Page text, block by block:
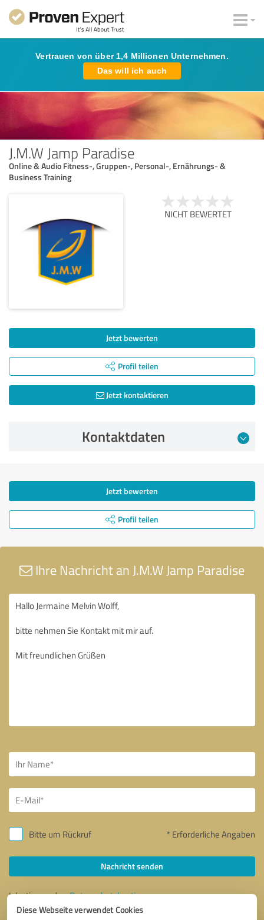
Diese Webseite verwendet Cookies
Vertrauen von über 1,4 Millionen Unternehmen.
Das will ich auch
J.M.W Jamp Paradise
Online & Audio Fitness-, Gruppen-, Personal-, Ernährungs- &
Business Training
NICHT BEWERTET
Jetzt bewerten
Profil teilen
Jetzt kontaktieren
Kontaktdaten
Jetzt bewerten
Profil teilen
Ihre Nachricht an J.M.W Jamp Paradise
Bitte um Rückruf * Erforderliche Angaben
Nachricht senden
Ich stimme denDatenschutzbestimmungenzu.